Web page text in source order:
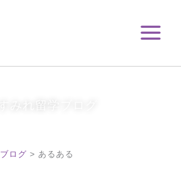
すみれ留学ブログ
ブログ > あるある